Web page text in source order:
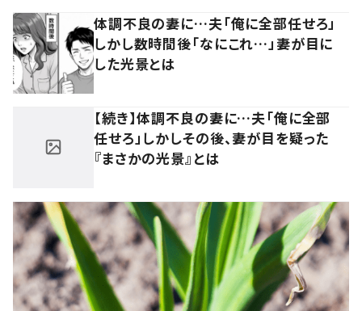
体調不良の妻に…夫「俺に全部任せろ」
しかし数時間後「なにこれ…」妻が目に
した光景とは
【続き】体調不良の妻に…夫「俺に全部
任せろ」しかしその後、妻が目を疑った
『まさかの光景』とは